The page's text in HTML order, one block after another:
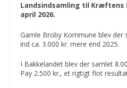
Landsindsamling til Kræftens
april 2026.
Gamle Broby Kommune blev der
ind ca. 3.000 kr. mere end 2025.
I Bakkelandet blev der samlet
Pay 2.500 kr., et rigtigt flot